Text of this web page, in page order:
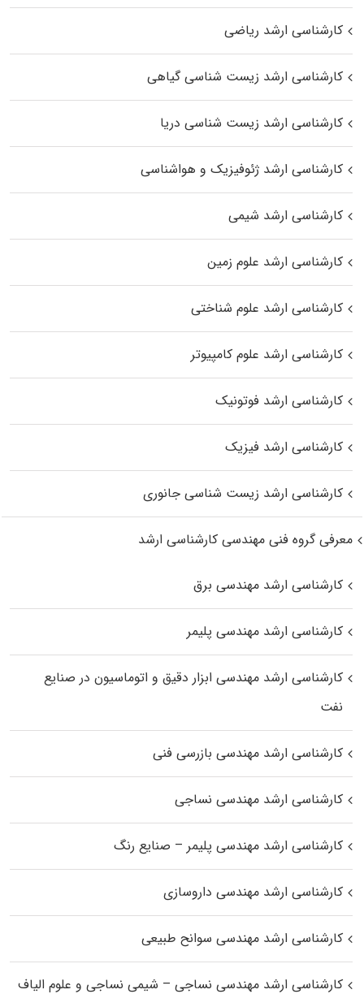
کارشناسی ارشد ریاضی
کارشناسی ارشد زیست‌ شناسی گیاهی
کارشناسی ارشد زیست‌ شناسی دریا
کارشناسی ارشد ژئوفیزیک و هواشناسی
کارشناسی ارشد شیمی
کارشناسی ارشد علوم زمین
کارشناسی ارشد علوم شناختی
کارشناسی ارشد علوم کامپیوتر
کارشناسی ارشد فوتونیک
کارشناسی ارشد فیزیک
کارشناسی ارشد زیست‌ شناسی جانوری
معرفی گروه فنی مهندسی کارشناسی ارشد
کارشناسی ارشد مهندسی برق
کارشناسی ارشد مهندسی پلیمر
کارشناسی ارشد مهندسی ابزار دقیق و اتوماسیون در صنایع
نفت
کارشناسی ارشد مهندسی بازرسی فنی
کارشناسی ارشد مهندسی نساجی
کارشناسی ارشد مهندسی پلیمر – صنایع رنگ
کارشناسی ارشد مهندسی داروسازی
کارشناسی ارشد مهندسی سوانح طبیعی
کارشناسی ارشد مهندسی نساجی – شیمی نساجی و علوم الیاف